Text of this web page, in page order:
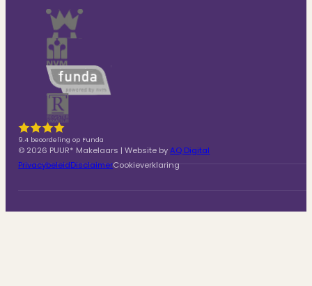
9.4 beoordeling op Funda
© 2026 PUUR* Makelaars | Website byAQ Digital
PrivacybeleidDisclaimerCookieverklaring